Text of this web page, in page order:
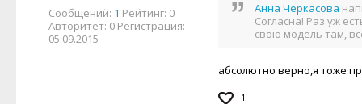
Сообщений: 1 Рейтинг: 0
Авторитет: 0 Регистрация:
05.09.2015
Анна Черкасова
Согласна! Раз уж
свою модель там,
абсолютно верно,я тоже
1